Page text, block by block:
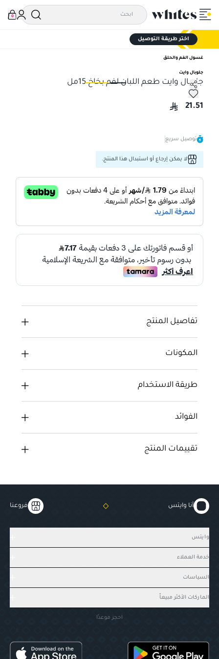
0
اختر طريقة التوصيل
غسول الفم والحلق
جلوبال وايت
جلوبال وايت طعم اللبان لفم بخاخ 15مل
جلوبال وايت طعم اللبان لفم بخاخ 15مل
21.51
توصيل سريع
لا يمكن إرجاع أو استبدال هذا المنتج.
تفاصيل المنتج
المكونات
طريقة الاستخدام
الفوائد
تقييمات المنتج
أنا وايتس فروعنا
وايتس
خدمة العملاء
السياسات
الماركات الأكثر مبيعاً
احجز موعدًا